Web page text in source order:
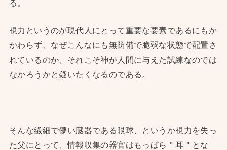
る。
視力というのが現代人にとって重要な要素であるにもか
かわらず、なぜこんなにも無防備で脆弱な状態で配置さ
れているのか、それこそ神が人間に与えた試練なのでは
なかろうかと疑いたくなるのである。
そんな繊細で儚い臓器である眼球、というか視力を失っ
た父にとって、情報収集の器官はもっぱら＂耳＂とな